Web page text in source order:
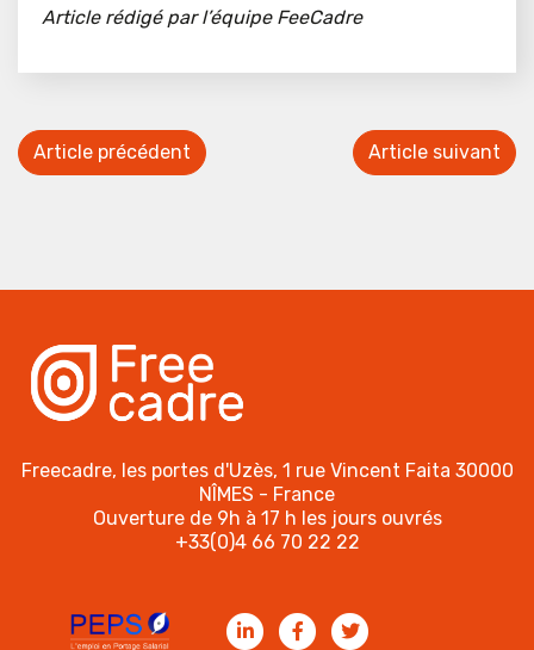
Article rédigé par l’équipe FeeCadre
Article précédent Article suivant
Freecadre, les portes d'Uzès, 1 rue Vincent Faita 30000
NÎMES - France
Ouverture de 9h à 17 h les jours ouvrés
+33(0)4 66 70 22 22